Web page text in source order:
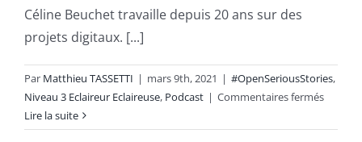
Céline Beuchet travaille depuis 20 ans sur des
projets digitaux. [...]
Par Matthieu TASSETTI | mars 9th, 2021 | #OpenSeriousStories,
Niveau 3 Eclaireur Eclaireuse, Podcast | Commentaires ferméssur
retour
Lire la suite